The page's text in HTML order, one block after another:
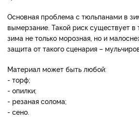
Основная проблема с тюльпанами в
вымерзание. Такой риск существует в
зима не только морозная, но и
защита от такого сценария –
Материал может быть любой:
- торф;
- опилки;
- резаная солома;
- сено.